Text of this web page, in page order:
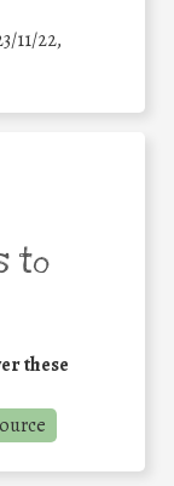
11/22,
to
these